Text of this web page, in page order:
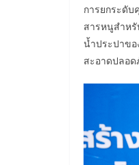
การยกระดั
สารหนูสำห
น้ำประปาขอ
สะอาดปลอ